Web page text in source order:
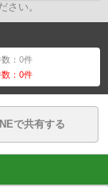
さい。
数：0件
数：0件
で共有する